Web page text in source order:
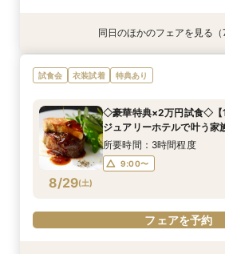
特典あり
8/28(金)
【マイナビ限定】【パパマ
婚＆パパ・ママ婚相談会
13:05〜 16:00〜
特典あり
8/28(金)
【マイナビ限定】【挙式＋
見！】アットホームパーティ
13:00〜 16:00〜
特典あり
8/28(金)
【マイナビ限定】【3カ月
挙式】温もりチャペル×選べ
13:00〜 16:00〜
特典あり
8/28(金)
【マイナビ限定】先輩花
式後の帰国後パーティ－相
13:00〜 16:00〜
特典あり
8/28(金)
【マイナビ限定】衣装サロ
ランドドレスも！【衣装特
13:00〜 16:00〜
特典あり
8/28(金)
【マイナビ限定】賢い結
式がお得！
13:00〜 16:00〜
特典あり
8/28(金)
【マイナビ限定】来館で
約で10,000円の電子マネー
ル】はじめて相談会【1日
所要時間：3時間程度
同日のほかのフェアを見る（
試食会 衣装試着 特典あり
8/29(土)
◇豪華特典×2万円試食◇【
ジュアリーホテルで叶う家
所要時間：3時間程度
9:00〜
フェアを予約